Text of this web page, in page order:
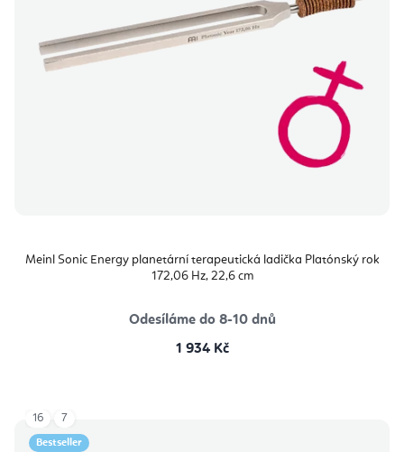
Meinl Sonic Energy planetární terapeutická ladička Platónský rok
172,06 Hz, 22,6 cm
Odesíláme do 8-10 dnů
1 934 Kč
Bestseller
16 7